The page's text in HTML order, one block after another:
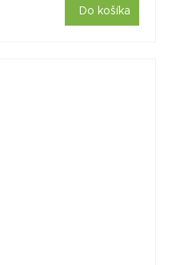
Do košíka